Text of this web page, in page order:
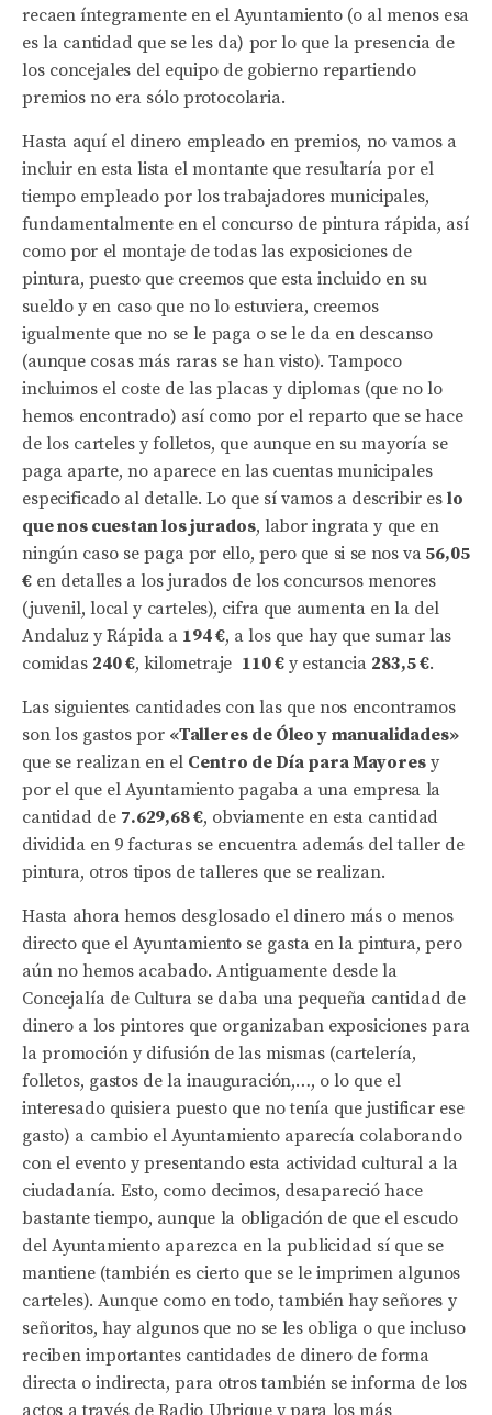
recaen íntegramente en el Ayuntamiento (o al menos esa
es la cantidad que se les da) por lo que la presencia de
los concejales del equipo de gobierno repartiendo
premios no era sólo protocolaria.
Hasta aquí el dinero empleado en premios, no vamos a
incluir en esta lista el montante que resultaría por el
tiempo empleado por los trabajadores municipales,
fundamentalmente en el concurso de pintura rápida, así
como por el montaje de todas las exposiciones de
pintura, puesto que creemos que esta incluido en su
sueldo y en caso que no lo estuviera, creemos
igualmente que no se le paga o se le da en descanso
(aunque cosas más raras se han visto). Tampoco
incluimos el coste de las placas y diplomas (que no lo
hemos encontrado) así como por el reparto que se hace
de los carteles y folletos, que aunque en su mayoría se
paga aparte, no aparece en las cuentas municipales
especificado al detalle. Lo que sí vamos a describir es lo
que nos cuestan los jurados, labor ingrata y que en
ningún caso se paga por ello, pero que si se nos va 56,05
€en detalles a los jurados de los concursos menores
(juvenil, local y carteles), cifra que aumenta en la del
Andaluz y Rápida a 194 €, a los que hay que sumar las
comidas 240 €, kilometraje 110 €y estancia 283,5 €.
Las siguientes cantidades con las que nos encontramos
son los gastos por «Talleres de Óleo y manualidades»
que se realizan en el Centro de Día para Mayoresy
por el que el Ayuntamiento pagaba a una empresa la
cantidad de 7.629,68 €, obviamente en esta cantidad
dividida en 9 facturas se encuentra además del taller de
pintura, otros tipos de talleres que se realizan.
Hasta ahora hemos desglosado el dinero más o menos
directo que el Ayuntamiento se gasta en la pintura, pero
aún no hemos acabado. Antiguamente desde la
Concejalía de Cultura se daba una pequeña cantidad de
dinero a los pintores que organizaban exposiciones para
la promoción y difusión de las mismas (cartelería,
folletos, gastos de la inauguración,…, o lo que el
interesado quisiera puesto que no tenía que justificar ese
gasto) a cambio el Ayuntamiento aparecía colaborando
con el evento y presentando esta actividad cultural a la
ciudadanía. Esto, como decimos, desapareció hace
bastante tiempo, aunque la obligación de que el escudo
del Ayuntamiento aparezca en la publicidad sí que se
mantiene (también es cierto que se le imprimen algunos
carteles). Aunque como en todo, también hay señores y
señoritos, hay algunos que no se les obliga o que incluso
reciben importantes cantidades de dinero de forma
directa o indirecta, para otros también se informa de los
actos a través de Radio Ubrique y para los más